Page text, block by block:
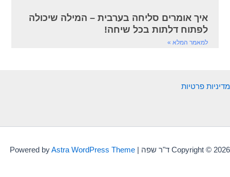
איך אומרים סליחה בערבית – המילה שיכולה
לפתוח דלתות בכל שיחה!
למאמר המלא »
מדיניות פרטיות
Copyright © 2026 ד"ר שפה | Powered by Astra WordPress Theme